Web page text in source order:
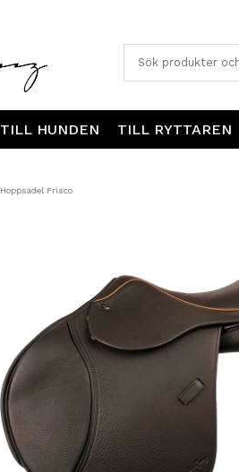
TILL HUNDEN TILL RYTTAREN
Hoppsadel Frisco